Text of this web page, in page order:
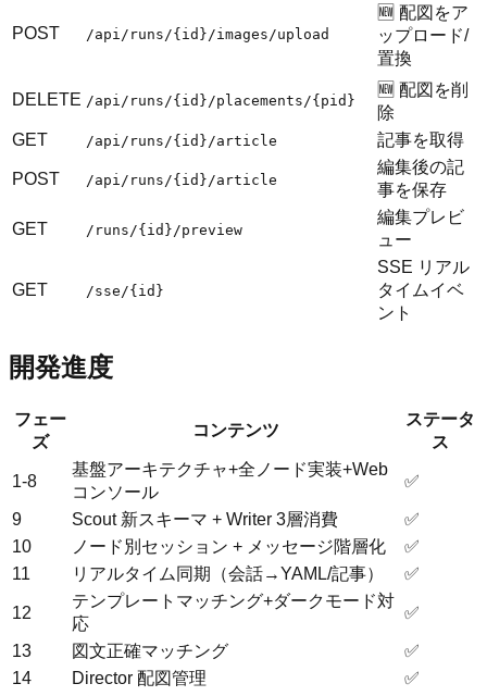
POST /api/runs/{id}/images/upload
🆕 配図をア
ップロード/
置換
DELETE /api/runs/{id}/placements/{pid}
🆕 配図を削
除
GET
/api/runs/{id}/article 記事を取得
POST /api/runs/{id}/article
編集後の記
事を保存
GET /runs/{id}/preview
編集プレビ
ュー
GET /sse/{id}
SSE リアル
タイムイベ
ント
開発進度
フェー
ズ
コンテンツ
ステータ
ス
1-8
基盤アーキテクチャ+全ノード実装+Web
コンソール
✅
9 Scout 新スキーマ + Writer 3層消費
✅
10
ノード別セッション + メッセージ階層化
✅
11
リアルタイム同期（会話→YAML/記事） ✅
12
テンプレートマッチング+ダークモード対
応
✅
13 図文正確マッチング
✅
14
Director 配図管理
✅